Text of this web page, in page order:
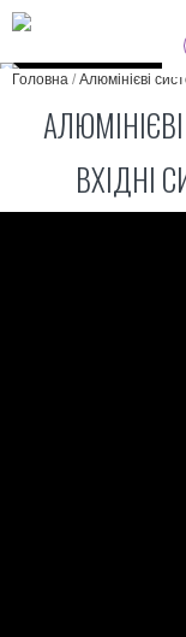
(095) 711-77-47
(097) 773-73-71
Головна / Алюмінієві
ВХІДНІ